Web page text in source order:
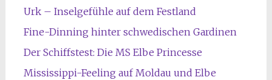
Urk – Inselgefühle auf dem Festland
Fine-Dinning hinter schwedischen Gardinen
Der Schiffstest: Die MS Elbe Princesse
Mississippi-Feeling auf Moldau und Elbe